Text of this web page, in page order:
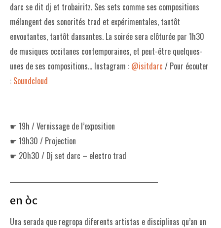
darc se dit dj et trobairitz. Ses sets comme ses compositions
mélangent des sonorités trad et expérimentales, tantôt
envoutantes, tantôt dansantes. La soirée sera clôturée par 1h30
de musiques occitanes contemporaines, et peut-être quelques-
unes de ses compositions… Instagram : @isitdarc / Pour écouter
: Soundcloud
☛ 19h / Vernissage de l’exposition
☛ 19h30 / Projection
☛ 20h30 / Dj set darc – electro trad
en òc
Una serada que regropa diferents artistas e disciplinas qu’an un